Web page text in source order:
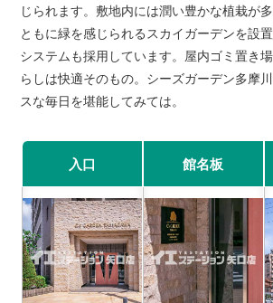
じられます。敷地内には潤い豊かな植栽が
ともに緑を感じられるスカイガーデンを設
システムも採用しています。屋内ゴミ置き
らしは快適そのもの。シーズガーデン多摩
スな毎日を堪能してみては。
入口 館名板